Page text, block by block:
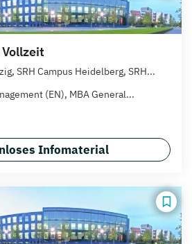
SRH Campus Heidelberg, SRH...
(EN), MBA General...
Infomaterial